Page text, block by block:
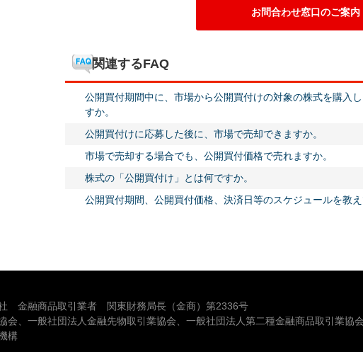
お問合わせ窓口のご案内
関連するFAQ
公開買付期間中に、市場から公開買付けの対象の株式を購入
すか。
公開買付けに応募した後に、市場で売却できますか。
市場で売却する場合でも、公開買付価格で売れますか。
株式の「公開買付け」とは何ですか。
公開買付期間、公開買付価格、決済日等のスケジュールを教え
金融商品取引業者 関東財務局長（金商）第2336号
会、一般社団法人金融先物取引業協会、一般社団法人第二種金融商品取引業協
構